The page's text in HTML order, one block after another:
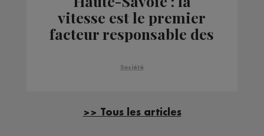
vitesse est le premier
facteur responsable des
Société
>> Tous les articles